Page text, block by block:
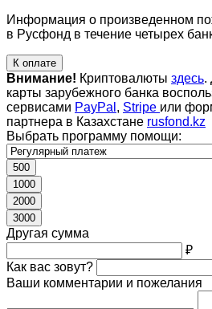
Информация о произведенном
в Русфонд в течение четырех
К оплате
Внимание! Криптовалюты здесь.
карты зарубежного банка
сервисами PayPal , Stripe или
партнера в Казахстане rusfond.kz
Выбрать программу помощи:
500
1000
2000
3000
Другая сумма
₽
Как вас зовут?
Ваши комментарии и пожелания